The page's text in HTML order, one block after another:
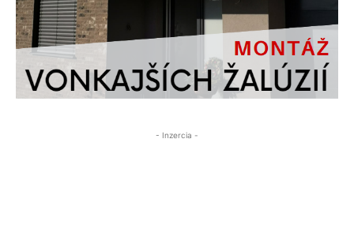
- Inzercia -